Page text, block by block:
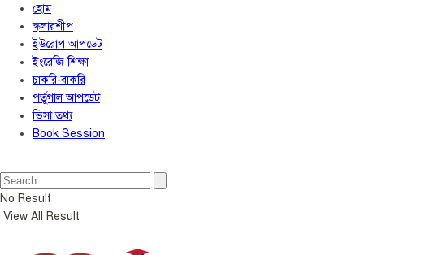
হোম
স্কলারশীপ
ইউরোপ আপডেট
ইংরেজি শিক্ষা
চাকরি-বাকরি
পর্তুগাল আপডেট
ভিসা তথ্য
Book Session
No Result
View All Result